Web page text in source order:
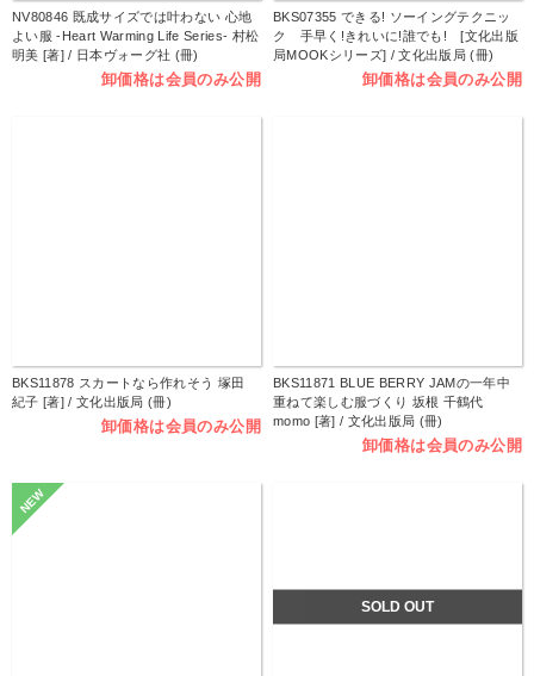
NV80846 既成サイズでは叶わない 心地
よい服 -Heart Warming Life Series- 村松
明美 [著] / 日本ヴォーグ社 (冊)
卸価格は会員のみ公開
BKS07355 できる! ソーイングテクニッ
ク 手早く!きれいに!誰でも! [文化出版
局MOOKシリーズ] / 文化出版局 (冊)
卸価格は会員のみ公開
BKS11878 スカートなら作れそう 塚田
紀子 [著] / 文化出版局 (冊)
卸価格は会員のみ公開
BKS11871 BLUE BERRY JAMの一年中
重ねて楽しむ服づくり 坂根 千鶴代
momo [著] / 文化出版局 (冊)
卸価格は会員のみ公開
NEW
SOLD OUT